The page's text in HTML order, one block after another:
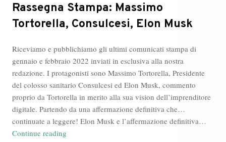
Rassegna Stampa: Massimo
Tortorella, Consulcesi, Elon Musk
Riceviamo e pubblichiamo gli ultimi comunicati stampa di
gennaio e febbraio 2022 inviati in esclusiva alla nostra
redazione. I protagonisti sono Massimo Tortorella, Presidente
del colosso sanitario Consulcesi ed Elon Musk, commento
proprio da Tortorella in merito alla sua vision dell’imprenditore
digitale. Partendo da una affermazione definitiva che…
continuate a leggere! Elon Musk e l’affermazione definitiva…
Continue reading